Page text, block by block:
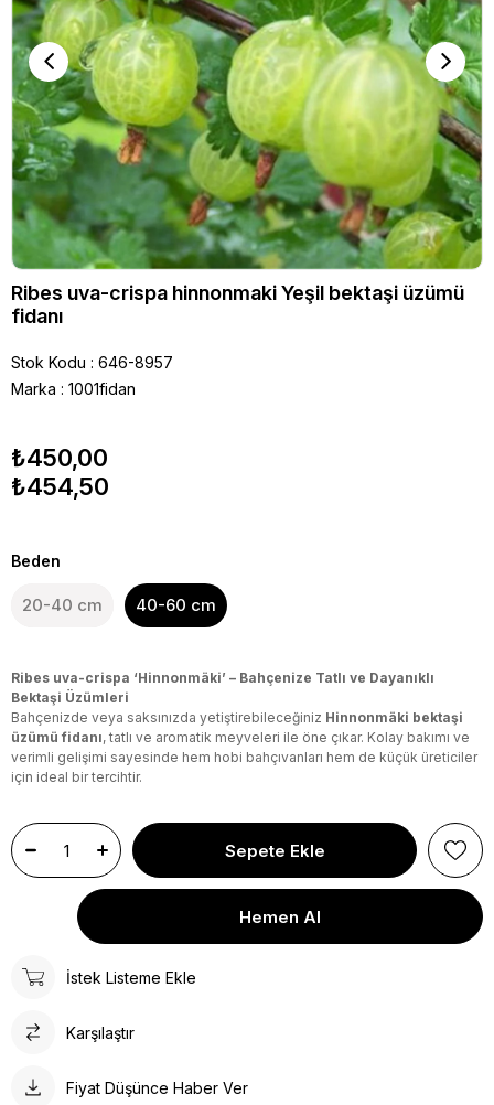
Ribes uva-crispa hinnonmaki Yeşil bektaşi üzümü
fidanı
Stok Kodu
646-8957
Marka : 1001fidan
₺450,00
₺454,50
Beden
20-40 cm 40-60 cm
Ribes uva-crispa ‘Hinnonmäki’ – Bahçenize Tatlı ve Dayanıklı
Bektaşi Üzümleri
Bahçenizde veya saksınızda yetiştirebileceğiniz Hinnonmäki bektaşi
üzümü fidanı, tatlı ve aromatik meyveleri ile öne çıkar. Kolay bakımı ve
verimli gelişimi sayesinde hem hobi bahçıvanları hem de küçük üreticiler
için ideal bir tercihtir.
İstek Listeme Ekle
Karşılaştır
Fiyat Düşünce Haber Ver